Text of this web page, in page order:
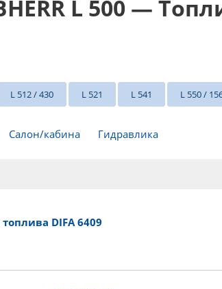
L 500 —
L 512 / 430 L 521 L 541 L 550 /
Салон/кабина Гидравлика
DIFA 6409